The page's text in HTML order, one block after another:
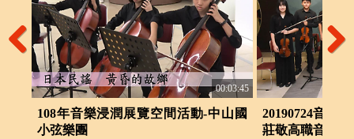
00:03:45
108年音樂浸潤展覽空間活動-中山國
小弦樂團
20190724音樂
莊敬高職音樂科
Previous Next